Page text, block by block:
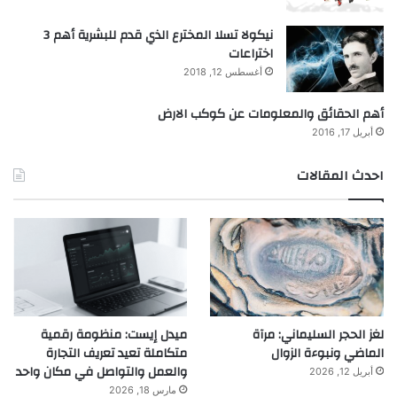
نيكولا تسلا المخترع الذي قدم للبشرية أهم 3
اختراعات
أغسطس 12, 2018
أهم الحقائق والمعلومات عن كوكب الارض
أبريل 17, 2016
احدث المقالات
لغز الحجر السليماني: مرآة
الماضي ونبوءة الزوال
أبريل 12, 2026
ميدل إيست: منظومة رقمية
متكاملة تعيد تعريف التجارة
والعمل والتواصل في مكان واحد
مارس 18, 2026